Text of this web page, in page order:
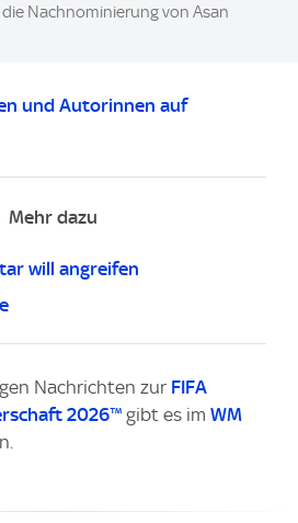
Nachnominierung von Asan
und Autorinnen auf
Mehr dazu
will angreifen
Nachrichten zur FIFA
2026™ gibt es im WM